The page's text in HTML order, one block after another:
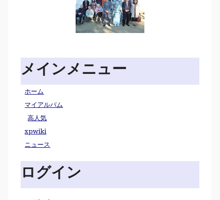
メインメニュー
ホーム
マイアルバム
高人気
xpwiki
ニュース
ログイン